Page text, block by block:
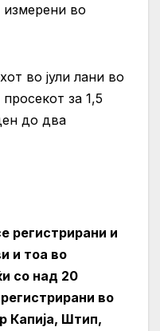
измерени во
во јули лани во
за 1,5
до два
регистрирани и
и тоа во
со над 20
во
Капија, Штип,